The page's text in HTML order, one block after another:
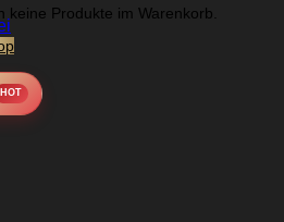
keine Produkte im Warenkorb.
HOT